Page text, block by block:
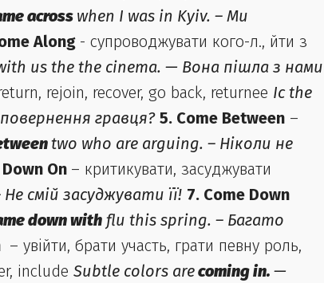
across when I was in Kyiv. – Ми
Along - супроводжувати кого-л., йти з
us the the cinema. — Вона пішла з нами
rejoin, recover, go back, returnee Іс the
гравця? 5. Come Between –
two who are arguing. – Ніколи не
On – критикувати, засуджувати
смій засуджувати її! 7. Come Down
down with flu this spring. – Багато
– увійти, брати участь, грати певну роль,
include Subtle colors arecoming in. —